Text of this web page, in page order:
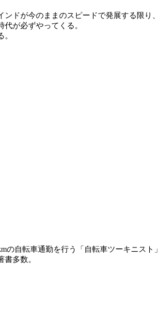
ドが今のままのスピードで発展する限り
が必ずやってくる。
自転車通勤を行う「自転車ツーキニス
多数。